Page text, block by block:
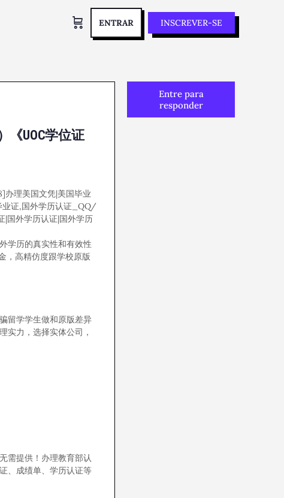
ENTRAR INSCREVER-SE
《UOC学位证
办理美国文凭|美国毕业
业证,国外学历认证_QQ/
|国外学历认证|国外学历
学历的真实性和有效性
，高精仿度跟学校原版
留学学生做和原版差异
实力，选择实体公司，
需提供！办理教育部认
、成绩单、学历认证等
Entre para
responder